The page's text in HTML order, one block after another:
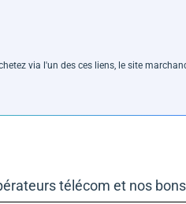
via l'un des ces liens, le site
télécom et nos